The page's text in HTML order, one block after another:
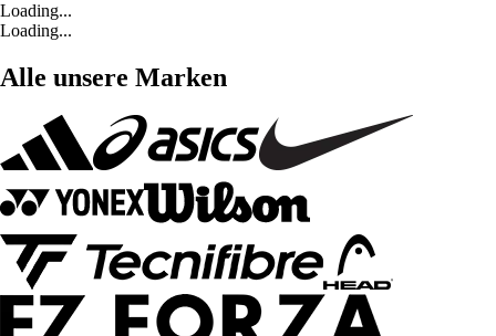
Loading...
Loading...
Alle unsere Marken